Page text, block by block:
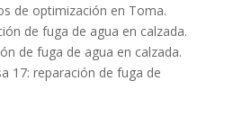
de optimización en Toma.
de fuga de agua en calzada.
de fuga de agua en calzada.
17: reparación de fuga de